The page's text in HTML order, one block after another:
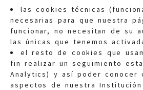
las cookies técnicas
necesarias para que nuestra
funcionar, no necesitan de su
las únicas que tenemos
el resto de cookies que
fin realizar un seguimiento
Analytics) y así poder conocer
aspectos de nuestra
Quejas:
Información